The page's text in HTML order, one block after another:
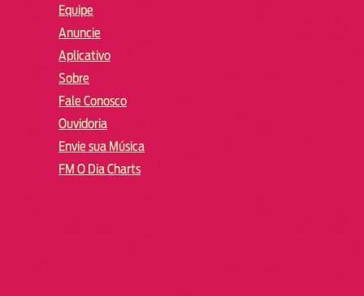
Equipe
Anuncie
Aplicativo
Sobre
Fale Conosco
Ouvidoria
Envie sua Música
FM O Dia Charts